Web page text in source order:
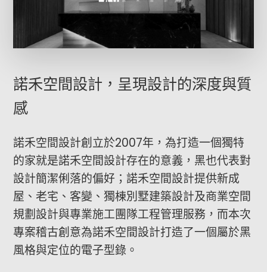
諾禾空間設計，呈現設計的深度與質
感
諾禾空間設計創立於2007年，為打造一個獨特
的家就是諾禾空間設計存在的意義，黑也代表對
設計簡潔俐落的偏好；諾禾空間設計提供新成
屋、老宅、客變、獨棟別墅建築設計及商業空間
規劃設計與專業施工團隊工程管理服務，而本次
專案稽古創意為諾禾空間設計打造了一個屬於黑
風格與定位的電子型錄。